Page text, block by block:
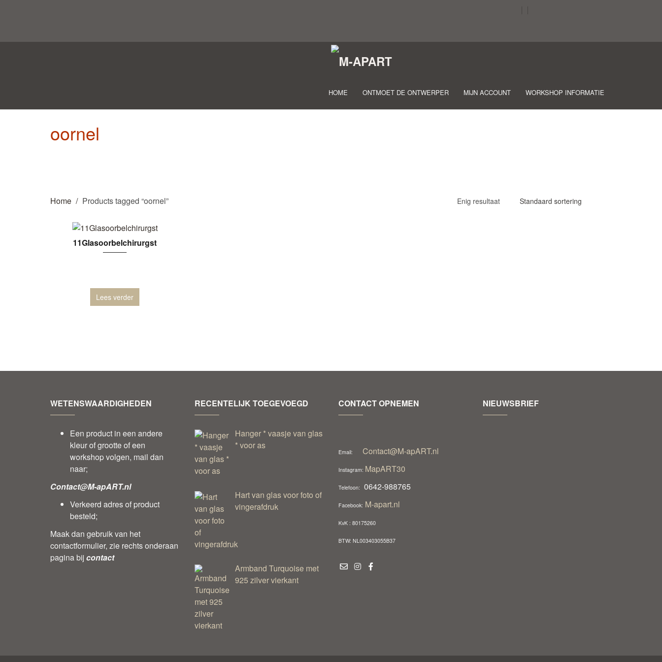
HOME ONTMOET DE ONTWERPER MIJN ACCOUNT WORKSHOP INFORMATIE
oornel
Home Products tagged “oornel” Enig resultaat
11Glasoorbelchirurgst
Lees verder
WETENSWAARDIGHEDEN
Een product in een andere
kleur of grootte of een
workshop volgen, mail dan
naar;
Contact@M-apART.nl
Verkeerd adres of product
besteld;
Maak dan gebruik van het
contactformulier, zie rechts onderaan
pagina bij contact
RECENTELIJK TOEGEVOEGD
Hanger * vaasje van glas
* voor as
Hart van glas voor foto of
vingerafdruk
Armband Turquoise met
925 zilver vierkant
CONTACT OPNEMEN
Email: Contact@M-apART.nl
Instagram: MapART30
Telefoon: 0642-988765
Facebook: M-apart.nl
KvK : 80175260
BTW: NL003403055B37
NIEUWSBRIEF